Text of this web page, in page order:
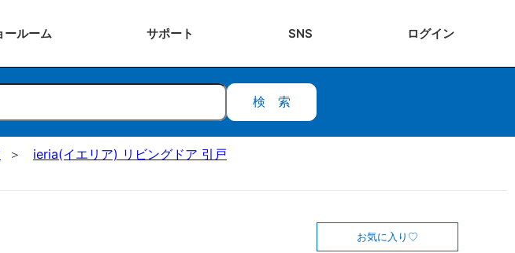
ールーム サポート SNS ログイン
検索
ieria(イエリア) リビングドア 引戸
お気に入り